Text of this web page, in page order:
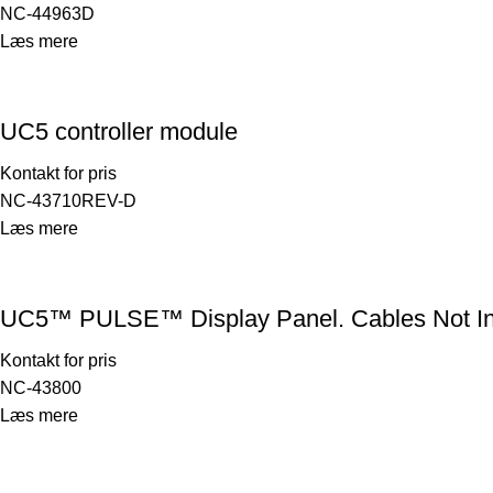
NC-44963D
Læs mere
UC5 controller module
Kontakt for pris
NC-43710REV-D
Læs mere
UC5™ PULSE™ Display Panel. Cables Not
Kontakt for pris
NC-43800
Læs mere